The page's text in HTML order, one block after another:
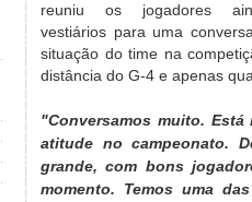
reuniu os jogadores
vestiários para uma
situação do time na
distância do G-4 e apenas
"Conversamos muito.
atitude no campeonato.
grande, com bons
momento. Temos uma